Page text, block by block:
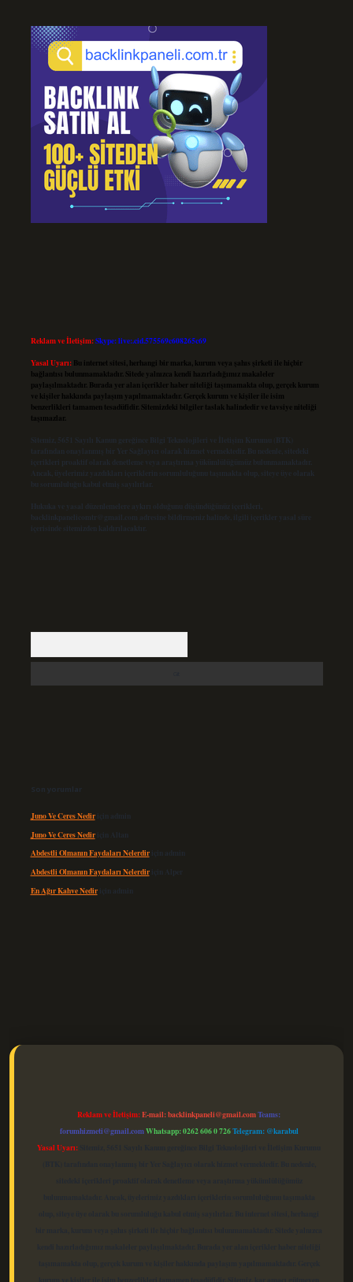
Reklam ve İletişim:Skype: live:.cid.575569c608265c69
Yasal Uyarı: Bu internet sitesi, herhangi bir marka, kurum veya şahıs şirketi ile hiçbir
bağlantısı bulunmamaktadır. Sitede yalnızca kendi hazırladığımız makaleler
paylaşılmaktadır. Burada yer alan içerikler haber niteliği taşımamakta olup, gerçek kurum
ve kişiler hakkında paylaşım yapılmamaktadır. Gerçek kurum ve kişiler ile isim
benzerlikleri tamamen tesadüfidir. Sitemizdeki bilgiler taslak halindedir ve tavsiye niteliği
taşımazlar.
Sitemiz, 5651 Sayılı Kanun gereğince Bilgi Teknolojileri ve İletişim Kurumu (BTK)
tarafından onaylanmış bir Yer Sağlayıcı olarak hizmet vermektedir. Bu nedenle, sitedeki
içerikleri proaktif olarak denetleme veya araştırma yükümlülüğümüz bulunmamaktadır.
Ancak, üyelerimiz yazdıkları içeriklerin sorumluluğunu taşımakta olup, siteye üye olarak
bu sorumluluğu kabul etmiş sayılırlar.
Hukuka ve yasal düzenlemelere aykırı olduğunu düşündüğünüz içerikleri,
backlinkpanelicomtr@gmail.com adresine bildirmeniz halinde, ilgili içerikler yasal süre
içerisinde sitemizden kaldırılacaktır.
Son yorumlar
Juno Ve Ceres Nediriçin admin
Juno Ve Ceres Nediriçin Altan
Abdestli Olmanın Faydaları Nelerdiriçin admin
Abdestli Olmanın Faydaları Nelerdiriçin Alper
En Ağır Kahve Nediriçin admin
Reklam ve İletişim:E-mail:backlinkpaneli@gmail.comTeams:
forumhizmeti@gmail.comWhatsapp: 0262 606 0 726Telegram: @karabul
Yasal Uyarı: